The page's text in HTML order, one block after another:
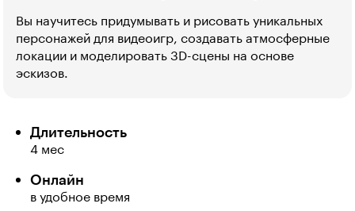
Вы научитесь придумывать и рисовать уникальных
персонажей для видеоигр, создавать атмосферные
локации и моделировать 3D-сцены на основе
эскизов.
Длительность
4 мес
Онлайн
в удобное время